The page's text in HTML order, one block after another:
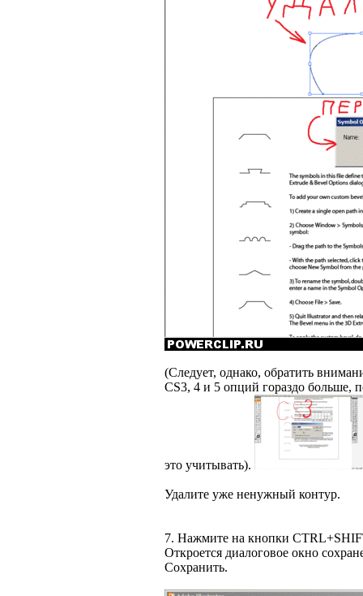
(Следует, однако, обратить
CS3, 4 и 5 опций гораздо больше,
это учитывать).
Удалите уже ненужный контур.
7. Нажмите на кнопки
Откроется диалоговое окно
Сохранить.